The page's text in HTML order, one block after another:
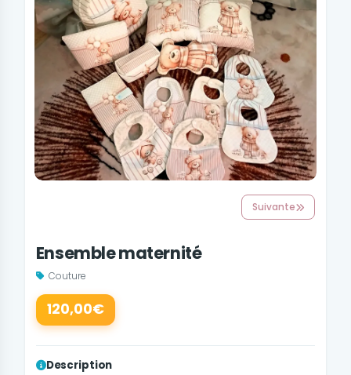
Suivante
Ensemble maternité
Couture
120,00€
Description